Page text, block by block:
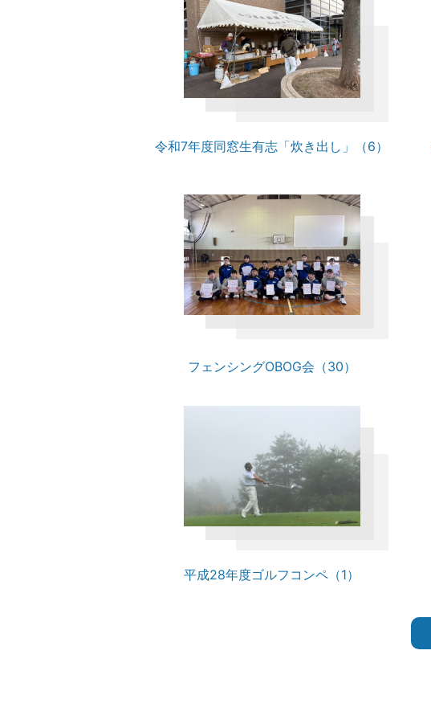
令和7年度同窓生有志「炊き出し」（6）
フェンシングOBOG会（30）
平成28年度ゴルフコンペ（1）